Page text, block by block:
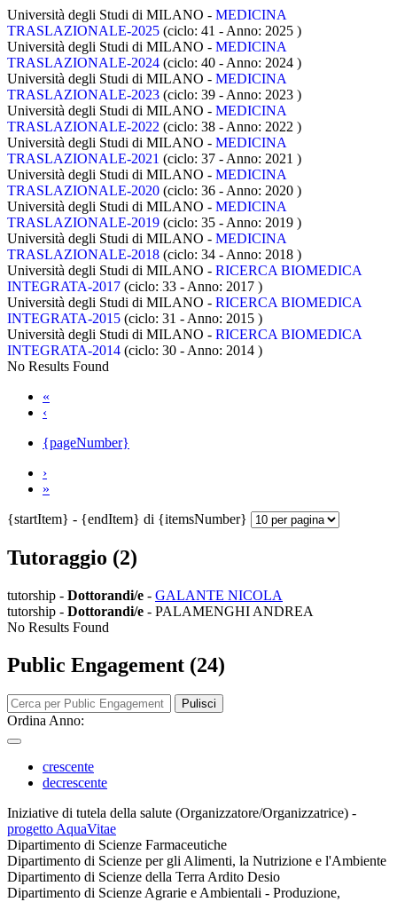
Università degli Studi di MILANO - MEDICINA
TRASLAZIONALE-2025 (ciclo: 41 - Anno: 2025 )
Università degli Studi di MILANO - MEDICINA
TRASLAZIONALE-2024 (ciclo: 40 - Anno: 2024 )
Università degli Studi di MILANO - MEDICINA
TRASLAZIONALE-2023 (ciclo: 39 - Anno: 2023 )
Università degli Studi di MILANO - MEDICINA
TRASLAZIONALE-2022 (ciclo: 38 - Anno: 2022 )
Università degli Studi di MILANO - MEDICINA
TRASLAZIONALE-2021 (ciclo: 37 - Anno: 2021 )
Università degli Studi di MILANO - MEDICINA
TRASLAZIONALE-2020 (ciclo: 36 - Anno: 2020 )
Università degli Studi di MILANO - MEDICINA
TRASLAZIONALE-2019 (ciclo: 35 - Anno: 2019 )
Università degli Studi di MILANO - MEDICINA
TRASLAZIONALE-2018 (ciclo: 34 - Anno: 2018 )
Università degli Studi di MILANO - RICERCA BIOMEDICA
INTEGRATA-2017 (ciclo: 33 - Anno: 2017 )
Università degli Studi di MILANO - RICERCA BIOMEDICA
INTEGRATA-2015 (ciclo: 31 - Anno: 2015 )
Università degli Studi di MILANO - RICERCA BIOMEDICA
INTEGRATA-2014 (ciclo: 30 - Anno: 2014 )
No Results Found
«
‹
{pageNumber}
›
»
{startItem} - {endItem} di {itemsNumber}
Tutoraggio (2)
tutorship - Dottorandi/e - GALANTE NICOLA
tutorship - Dottorandi/e - PALAMENGHI ANDREA
No Results Found
Public Engagement (24)
Pulisci
Ordina Anno:
crescente
decrescente
Iniziative di tutela della salute (Organizzatore/Organizzatrice) -
progetto AquaVitae
Dipartimento di Scienze Farmaceutiche
Dipartimento di Scienze per gli Alimenti, la Nutrizione e l'Ambiente
Dipartimento di Scienze della Terra Ardito Desio
Dipartimento di Scienze Agrarie e Ambientali - Produzione,